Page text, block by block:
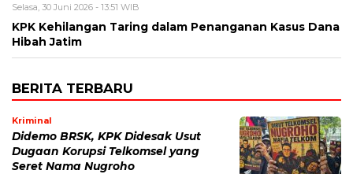
Selasa, 30 Juni 2026 - 13:51 WIB
KPK Kehilangan Taring dalam Penanganan Kasus Dana
Hibah Jatim
BERITA TERBARU
Kriminal
Didemo BRSK, KPK Didesak Usut
Dugaan Korupsi Telkomsel yang
Seret Nama Nugroho